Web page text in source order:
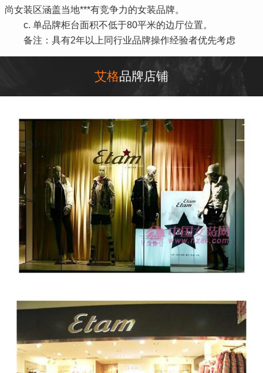
尚女装区涵盖当地***有竞争力的女装品牌。
c. 单品牌柜台面积不低于80平米的边厅位置。
备注：具有2年以上同行业品牌操作经验者优先考虑
艾格品牌店铺